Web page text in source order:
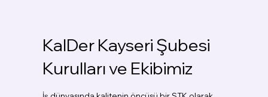
KalDer Kayseri Şubesi
Kurulları ve Ekibimiz